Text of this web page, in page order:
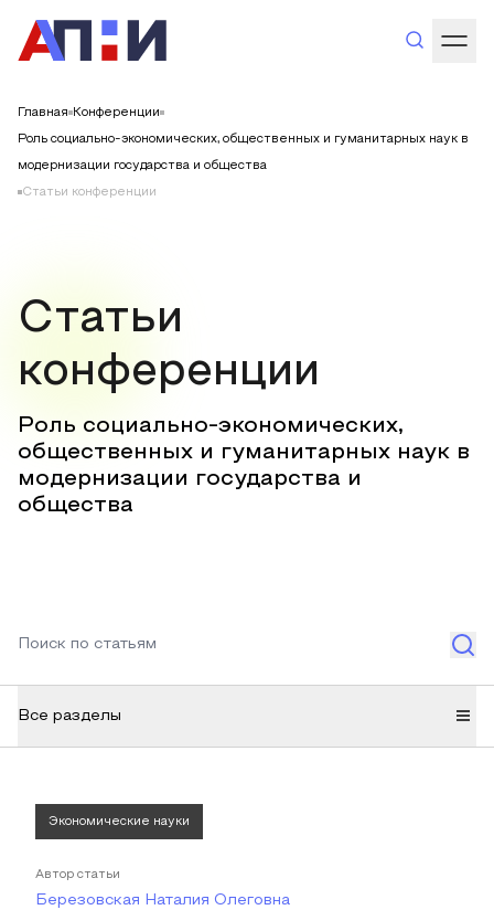
Главная Конференции
Роль социально-экономических, общественных и гуманитарных наук в
модернизации государства и общества
Статьи конференции
Статьи
конференции
Роль социально-экономических,
общественных и гуманитарных наук в
модернизации государства и
общества
Все разделы
Экономические науки
Автор статьи
Березовская Наталия Олеговна